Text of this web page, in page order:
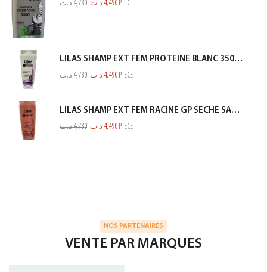
4,780د.ت 4,490 د.ت PIECE
LILAS SHAMP EXT FEM PROTEINE BLANC 350ML
4,780د.ت 4,490 د.ت PIECE
LILAS SHAMP EXT FEM RACINE GP SECHE SAUMON 350ML
4,780د.ت 4,490 د.ت PIECE
NOS PARTENAIRES
VENTE PAR MARQUES